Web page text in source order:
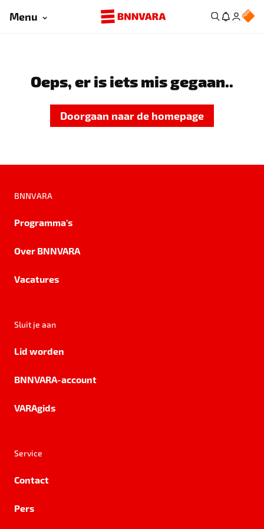
Menu
Oeps, er is iets mis gegaan..
Doorgaan naar de homepage
BNNVARA
Programma's
Over BNNVARA
Vacatures
Sluit je aan
Lid worden
BNNVARA-account
VARAgids
Service
Contact
Pers